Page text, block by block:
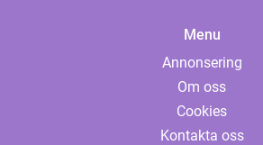
Menu
Annonsering
Om oss
Cookies
Kontakta oss